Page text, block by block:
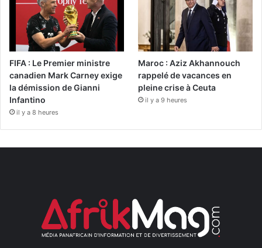
FIFA : Le Premier ministre
canadien Mark Carney exige
la démission de Gianni
Infantino
il y a 8 heures
Maroc : Aziz Akhannouch
rappelé de vacances en
pleine crise à Ceuta
il y a 9 heures